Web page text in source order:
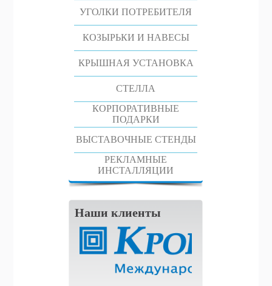
УГОЛКИ ПОТРЕБИТЕЛЯ
КОЗЫРЬКИ И НАВЕСЫ
КРЫШНАЯ УСТАНОВКА
СТЕЛЛА
КОРПОРАТИВНЫЕ
ПОДАРКИ
ВЫСТАВОЧНЫЕ СТЕНДЫ
РЕКЛАМНЫЕ
ИНСТАЛЛЯЦИИ
Наши клиенты